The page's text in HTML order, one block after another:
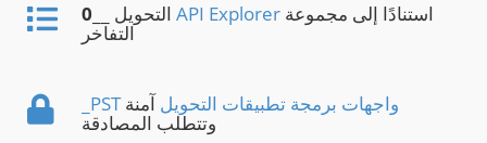
0 API Explorer
التفاخر
_PST واجهات برمجة تطبيقات التحويل آمنة
وتتطلب المصادقة